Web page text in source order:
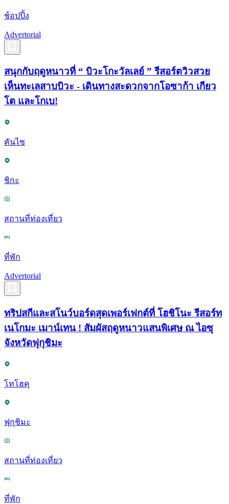
ช้อปปิ้ง
Advertorial
สนุกกับฤดูหนาวที่ “ บิวะโกะวัลเลย์ ” รีสอร์ตวิวสวย
เห็นทะเลสาบบิวะ - เดินทางสะดวกจากโอซาก้า เกียว
โต และโกเบ!
คันไซ
ชิกะ
สถานที่ท่องเที่ยว
ที่พัก
Advertorial
ทริปสกีและสโนว์บอร์ดสุดเพอร์เฟกต์ที่ โฮชิโนะ รีสอร์ท
เนโกมะ เมาน์เทน ! สัมผัสฤดูหนาวแสนพิเศษ ณ ไอซุ
จังหวัดฟุกุชิมะ
โทโฮคุ
ฟุกุชิมะ
สถานที่ท่องเที่ยว
ที่พัก